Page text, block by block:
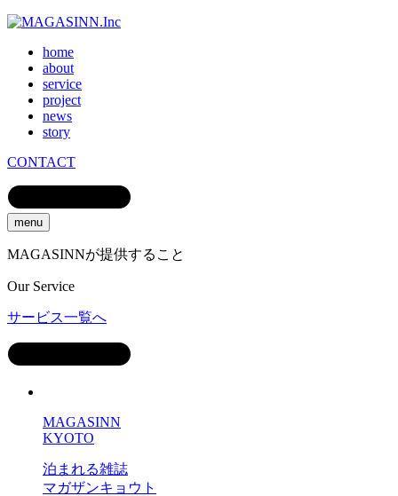
home
about
service
project
news
story
CONTACT
menu
MAGASINNが提供すること
Our Service
サービス一覧へ
MAGASINN
KYOTO
泊まれる雑誌
マガザンキョウト